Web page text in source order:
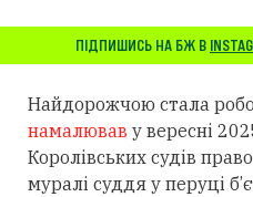
ПІДПИШИСЬ НА БЖ В
Найдорожчою стала
намалював у вересні
Королівських судів
муралі суддя у перуці